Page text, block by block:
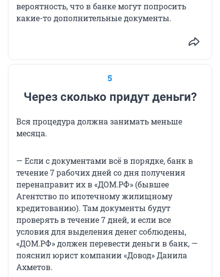
вероятность, что в банке могут попросить
какие-то дополнительные документы.
5
Через сколько придут деньги?
Вся процедура должна занимать меньше
месяца.
— Если с документами всё в порядке, банк в
течение 7 рабочих дней со дня получения
перенаправит их в «ДОМ.РФ» (бывшее
Агентство по ипотечному жилищному
кредитованию). Там документы будут
проверять в течение 7 дней, и если все
условия для выделения денег соблюдены,
«ДОМ.РФ» должен перевести деньги в банк, —
пояснил юрист компании «Довод» Данила
Ахметов.